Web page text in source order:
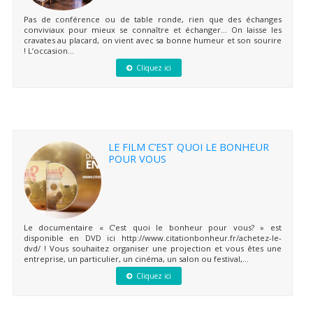
Pas de conférence ou de table ronde, rien que des échanges
conviviaux pour mieux se connaître et échanger… On laisse les
cravates au placard, on vient avec sa bonne humeur et son sourire
! L’occasion...
Cliquez ici
LE FILM C’EST QUOI LE BONHEUR
POUR VOUS
Le documentaire « C’est quoi le bonheur pour vous? » est
disponible en DVD ici http://www.citationbonheur.fr/achetez-le-
dvd/ ! Vous souhaitez organiser une projection et vous êtes une
entreprise, un particulier, un cinéma, un salon ou festival,...
Cliquez ici